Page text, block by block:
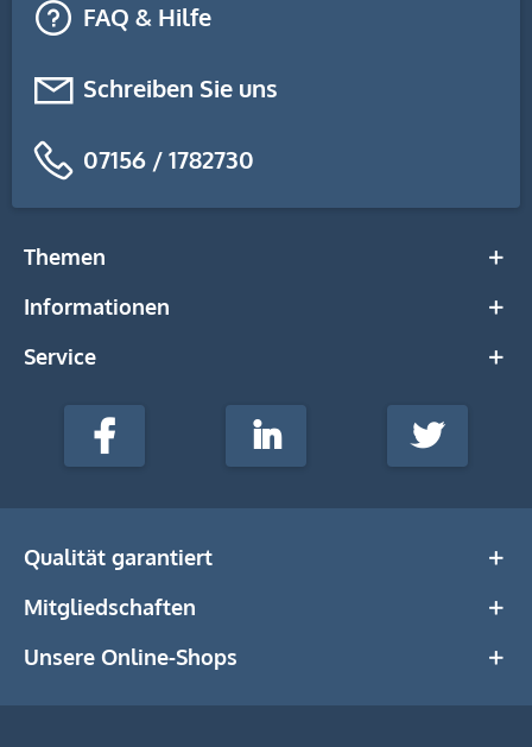
FAQ & Hilfe
Schreiben Sie uns
07156 / 1782730
Themen
Informationen
Service
stempel-
Media
Facebook LinkedIn Twitter
Qualität garantiert
Mitgliedschaften
Unsere Online-Shops